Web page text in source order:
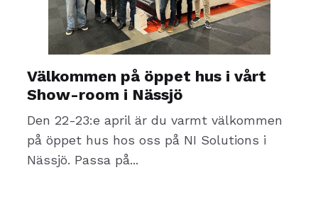
Välkommen på öppet hus i vårt
Show-room i Nässjö
Den 22-23:e april är du varmt välkommen
på öppet hus hos oss på NI Solutions i
Nässjö. Passa på...